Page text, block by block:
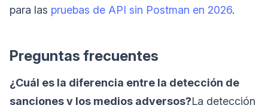
para las pruebas de API sin Postman en 2026.
Preguntas frecuentes
¿Cuál es la diferencia entre la detección de
sanciones y los medios adversos?La detección